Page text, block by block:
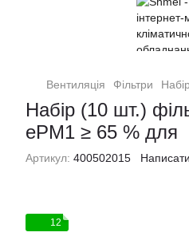
Вентиляція Фільтри
Набір (10 шт.)
ePM1 ≥ 65 % для
Артикул: 400502015 Написати
12